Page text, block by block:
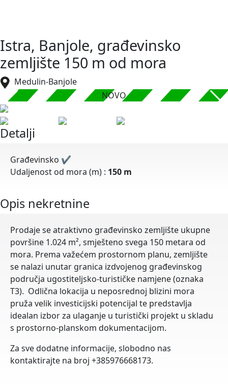
Istra, Banjole, građevinsko
zemljište 150 m od mora
Medulin-Banjole
NOVO
Detalji
Građevinsko ✔
Udaljenost od mora (m) : 150 m
Opis nekretnine
Prodaje se atraktivno građevinsko zemljište ukupne
površine 1.024 m², smješteno svega 150 metara od
mora. Prema važećem prostornom planu, zemljište
se nalazi unutar granica izdvojenog građevinskog
područja ugostiteljsko-turističke namjene (oznaka
T3). Odlična lokacija u neposrednoj blizini mora
pruža velik investicijski potencijal te predstavlja
idealan izbor za ulaganje u turistički projekt u skladu
s prostorno-planskom dokumentacijom.
Za sve dodatne informacije, slobodno nas
kontaktirajte na broj +385976668173.